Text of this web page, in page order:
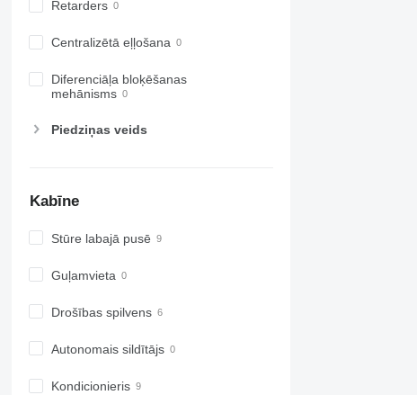
Retarders
Centralizētā eļļošana
Diferenciāļa bloķēšanas
mehānisms
Piedziņas veids
Kabīne
Stūre labajā pusē
Guļamvieta
Drošības spilvens
Autonomais sildītājs
Kondicionieris